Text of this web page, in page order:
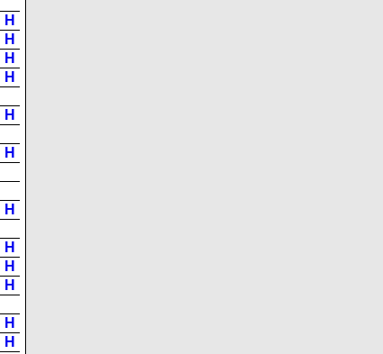
H
H
H
H
H
H
H
H
H
H
H
H